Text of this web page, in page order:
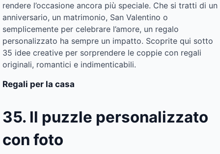
rendere l’occasione ancora più speciale. Che si tratti di un
anniversario, un matrimonio, San Valentino o
semplicemente per celebrare l’amore, un regalo
personalizzato ha sempre un impatto. Scoprite qui sotto
35 idee creative per sorprendere le coppie con regali
originali, romantici e indimenticabili.
Regali per la casa
35. Il puzzle personalizzato
con foto